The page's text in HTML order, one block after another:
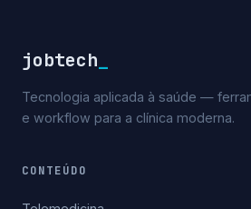
jobtech
Tecnologia aplicada à saúde —
e workflow para a clínica moderna.
CONTEÚDO